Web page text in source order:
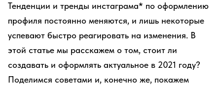
Тенденции и тренды инстаграма* по оформлению
профиля постоянно меняются, и лишь некоторые
успевают быстро реагировать на изменения. В
этой статье мы расскажем о том, стоит ли
создавать и оформлять актуальное в 2021 году?
Поделимся советами и, конечно же, покажем